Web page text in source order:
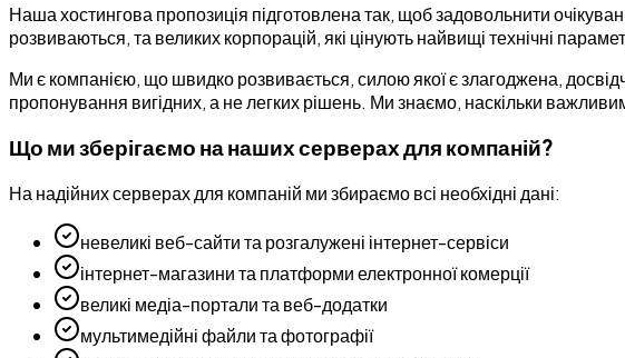
Наша хостингова пропозиція підготовлена так, щоб задовольнити
розвиваються, та великих корпорацій, які цінують найвищі технічні
Ми є компанією, що швидко розвивається, силою якої є злагоджена,
пропонування вигідних, а не легких рішень. Ми знаємо, наскільки
Що ми зберігаємо на наших серверах для компаній?
На надійних серверах для компаній ми збираємо всі необхідні дані:
невеликі веб-сайти та розгалужені інтернет-сервіси
інтернет-магазини та платформи електронної комерції
великі медіа-портали та веб-додатки
мультимедійні файли та фотографії